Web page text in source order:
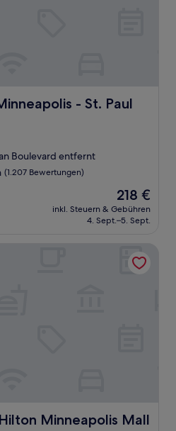
- St. Paul
- St. Paul Airport by IHG
Boulevard entfernt
(1.207 Bewertungen)
Der
Preis
beträgt
218 €
inkl. Steuern & Gebühren
4. Sept.–5. Sept.
Minneapolis Mall
Minneapolis Mall of America
Mall of America